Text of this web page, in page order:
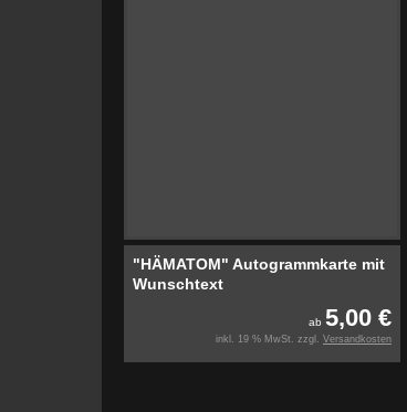
"HÄMATOM" Autogrammkarte mit
Wunschtext
ab 5,00 €
inkl. 19 % MwSt. zzgl. Versandkosten